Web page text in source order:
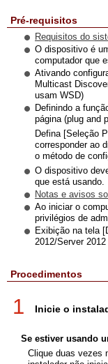
Pré-requisitos
Requisitos do
O dispositivo é
computador que
Ativando
Multicast
usam WSD)
Definindo a
página (plug and
Defina [Seleção
corresponder ao
o método de
O dispositivo
que está usando.
Notas e avisos
Ao iniciar o
privilégios de
Exibição na tela
2012/Server 2012
Procedimentos
1 Inicie o
Se estiver usando
Clique duas vezes